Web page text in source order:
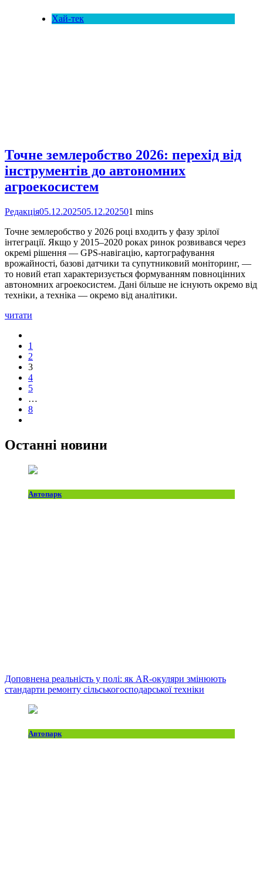
Хай-тек
Точне землеробство 2026: перехід від
інструментів до автономних
агроекосистем
Редакція05.12.202505.12.202501 mins
Точне землеробство у 2026 році входить у фазу зрілої
інтеграції. Якщо у 2015–2020 роках ринок розвивався через
окремі рішення — GPS-навігацію, картографування
врожайності, базові датчики та супутниковий моніторинг, —
то новий етап характеризується формуванням повноцінних
автономних агроекосистем. Дані більше не існують окремо від
техніки, а техніка — окремо від аналітики.
читати
1
2
3
4
5
…
8
Останні новини
Автопарк
Доповнена реальність у полі: як AR-окуляри змінюють
стандарти ремонту сільськогосподарської техніки
Автопарк